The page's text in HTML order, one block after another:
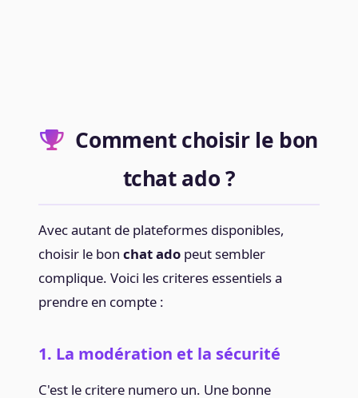
Comment choisir le bon
tchat ado ?
Avec autant de plateformes disponibles,
choisir le bon chat ado peut sembler
complique. Voici les criteres essentiels a
prendre en compte :
1. La modération et la sécurité
C'est le critere numero un. Une bonne